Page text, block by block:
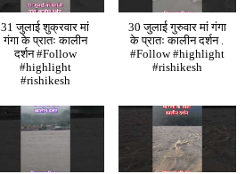
31 जुलाई शुक्रवार मां
गंगा के प्रातः कालीन
दर्शन #Follow
#highlight
#rishikesh
30 जुलाई गुरुवार मां गंगा
के प्रातः कालीन दर्शन .
#Follow #highlight
#rishikesh